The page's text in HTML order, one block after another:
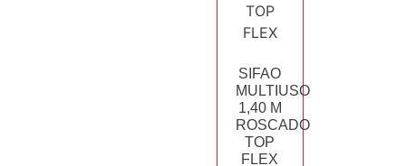
SIFAO
MULTIUSO
1,40 M
ROSCADO
TOP
FLEX